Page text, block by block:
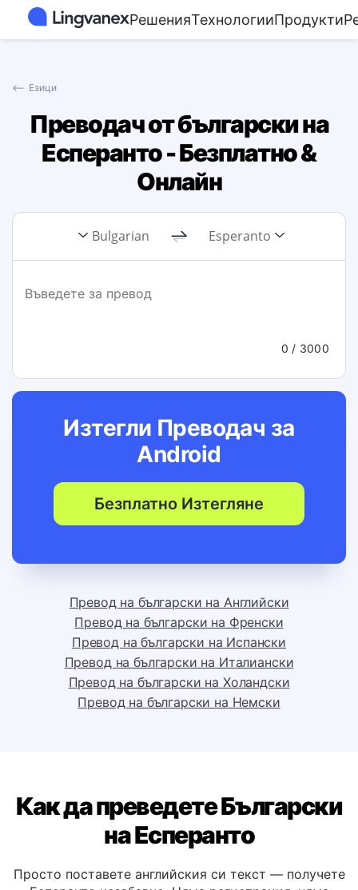
РешенияТехнологииПродукти
⟵ Езици
Преводач от български на
Есперанто - Безплатно &
Онлайн
Bulgarian Esperanto
0 / 3000
Изтегли Преводач за
Android
Безплатно Изтегляне
Превод на български на Английски
Превод на български на Френски
Превод на български на Испански
Превод на български на Италиански
Как да преведете Български
на Есперанто